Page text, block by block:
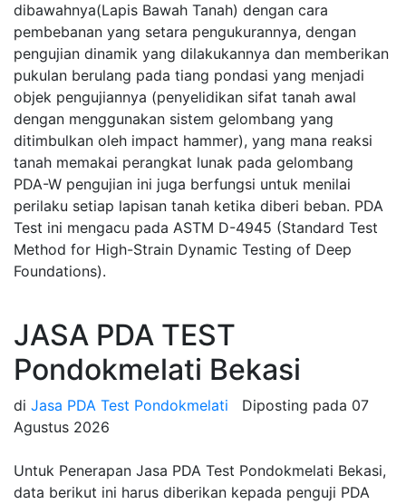
dibawahnya(Lapis Bawah Tanah) dengan cara
pembebanan yang setara pengukurannya, dengan
pengujian dinamik yang dilakukannya dan memberikan
pukulan berulang pada tiang pondasi yang menjadi
objek pengujiannya (penyelidikan sifat tanah awal
dengan menggunakan sistem gelombang yang
ditimbulkan oleh impact hammer), yang mana reaksi
tanah memakai perangkat lunak pada gelombang
PDA-W pengujian ini juga berfungsi untuk menilai
perilaku setiap lapisan tanah ketika diberi beban. PDA
Test ini mengacu pada ASTM D-4945 (Standard Test
Method for High-Strain Dynamic Testing of Deep
Foundations).
JASA PDA TEST
Pondokmelati Bekasi
di Jasa PDA Test Pondokmelati Diposting pada 07
Agustus 2026
Untuk Penerapan Jasa PDA Test Pondokmelati Bekasi,
data berikut ini harus diberikan kepada penguji PDA